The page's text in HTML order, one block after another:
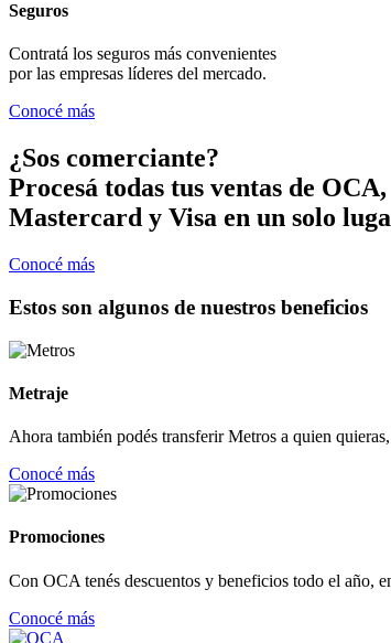
Seguros
Contratá los seguros más convenientes
por las empresas líderes del mercado.
Conocé más
¿Sos comerciante?
Procesá todas tus ventas de OCA,
Mastercard y Visa en un solo
Conocé más
Estos son algunos de nuestros beneficios
Metraje
Ahora también podés transferir Metros a quien
Conocé más
Promociones
Con OCA tenés descuentos y beneficios todo el año,
Conocé más